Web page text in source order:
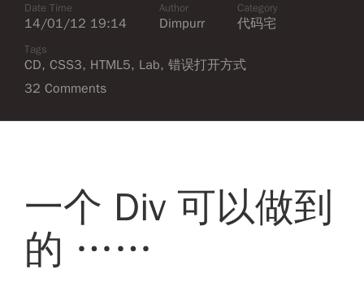
Date Time
14/01/12 19:14
Author
Dimpurr
Category
代码宅
Tags
CD, CSS3, HTML5, Lab, 错误打开方式
32 Comments
一个 Div 可以做到
的 ……